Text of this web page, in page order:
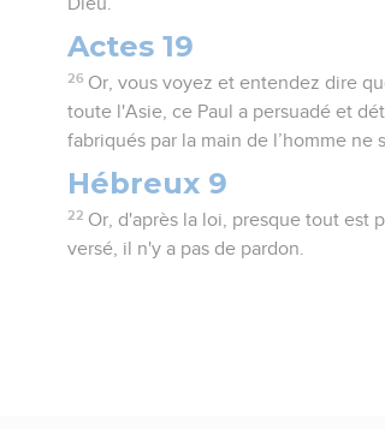
Actes 19
26 Or, vous voyez et entendez dire
toute l'Asie, ce Paul a persuadé et
fabriqués par la main de l’homme ne
Hébreux 9
22 Or, d'après la loi, presque tout est
versé, il n'y a pas de pardon.